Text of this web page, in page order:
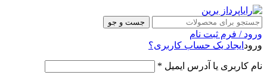
جست و جو
ورود / فرم ثبت نام
ورود ایجاد یک حساب کاربری؟
نام کاربری یا آدرس ایمیل *